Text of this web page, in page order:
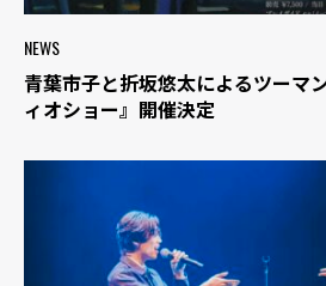
NEWS
青葉市子と折坂悠太によるツーマ
ィオショー』開催決定